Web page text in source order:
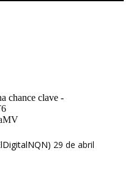
chance clave -
29 de abril